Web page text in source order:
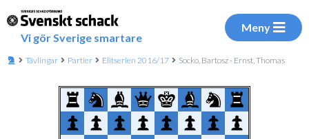
Vi gör Sverige smartare
Meny
Tävlingar Partier Elitserien 2016/17 Socko, Bartosz - Ernst, Thomas